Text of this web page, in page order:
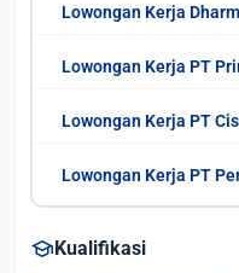
Lowongan Kerja
Lowongan Kerja PT
Lowongan Kerja PT
Lowongan Kerja PT
schoolKualifikasi